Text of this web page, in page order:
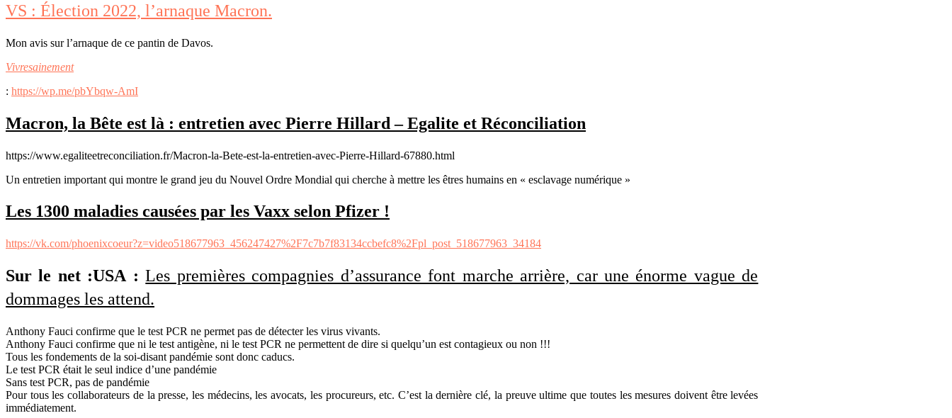
VS : Élection 2022, l’arnaque Macron.
Mon avis sur l’arnaque de ce pantin de Davos.
Vivresainement
: https://wp.me/pbYbqw-AmI
Macron, la Bête est là : entretien avec Pierre Hillard – Egalite et Réconciliation
https://www.egaliteetreconciliation.fr/Macron-la-Bete-est-la-entretien-avec-Pierre-Hillard-67880.html
Un entretien important qui montre le grand jeu du Nouvel Ordre Mondial qui cherche à mettre les êtres humains en « esclavage numérique »
Les 1300 maladies causées par les Vaxx selon Pfizer !
https://vk.com/phoenixcoeur?z=video518677963_456247427%2F7c7b7f83134ccbefc8%2Fpl_post_518677963_34184
Sur le net :USA :Les premières compagnies d’assurance font marche arrière, car une énorme vague de
dommages les attend.
Anthony Fauci confirme que le test PCR ne permet pas de détecter les virus vivants.
Anthony Fauci confirme que ni le test antigène, ni le test PCR ne permettent de dire si quelqu’un est contagieux ou non !!!
Tous les fondements de la soi-disant pandémie sont donc caducs.
Le test PCR était le seul indice d’une pandémie
Sans test PCR, pas de pandémie
Pour tous les collaborateurs de la presse, les médecins, les avocats, les procureurs, etc. C’est la dernière clé, la preuve ultime que toutes les mesures doivent être levées
immédiatement.